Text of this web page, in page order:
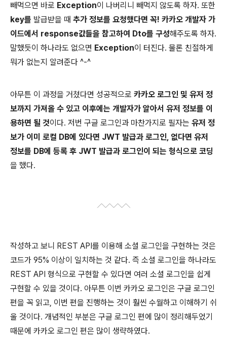
빼먹으면 바로 Exception이 나버리니 빼먹지 않도록 하자. 또한
key를 발급받을 때 추가 정보를 요청했다면 꼭! 카카오 개발자 가
이드에서 response값들을 참고하여 Dto를 구성해주도록 하자.
말했듯이 하나라도 없으면 Exception이 터진다. 물론 친절하게
뭐가 없는지 알려준다 ^-^
아무튼 이 과정을 거쳤다면 성공적으로 카카오 로그인 및 유저 정
보까지 가져올 수 있고 이후에는 개발자가 알아서 유저 정보를 이
용하면 될 것이다. 저번 구글 로그인과 마찬가지로 필자는 유저 정
보가 이미 로컬 DB에 있다면 JWT 발급과 로그인, 없다면 유저
정보를 DB에 등록 후 JWT 발급과 로그인이 되는 형식으로 코딩
을 했다.
작성하고 보니 REST API를 이용해 소셜 로그인을 구현하는 것은
코드가 95% 이상이 일치하는 것 같다. 즉 소셜 로그인을 하나라도
REST API 형식으로 구현할 수 있다면 여러 소셜 로그인을 쉽게
구현할 수 있을 것이다. 아무튼 이번 카카오 로그인은 구글 로그인
편을 꼭 읽고, 이번 편을 진행하는 것이 훨씬 수월하고 이해하기 쉬
울 것이다. 개념적인 부분은 구글 로그인 편에 많이 정리해두었기
때문에 카카오 로그인 편은 많이 생략하였다.